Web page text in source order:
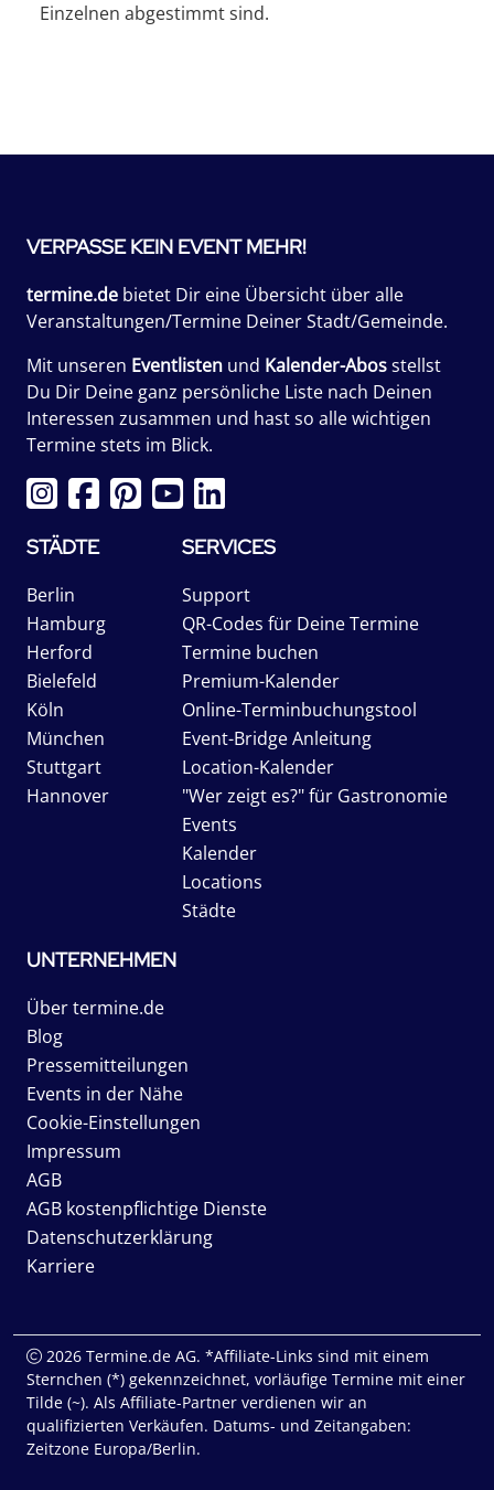
Einzelnen abgestimmt sind.
VERPASSE KEIN EVENT MEHR!
termine.de bietet Dir eine Übersicht über alle
Veranstaltungen/Termine Deiner Stadt/Gemeinde.
Mit unseren Eventlisten und Kalender-Abosstellst
Du Dir Deine ganz persönliche Liste nach Deinen
Interessen zusammen und hast so alle wichtigen
Termine stets im Blick.
STÄDTE
Berlin
Hamburg
Herford
Bielefeld
Köln
München
Stuttgart
Hannover
SERVICES
Support
QR-Codes für Deine Termine
Termine buchen
Premium-Kalender
Online-Terminbuchungstool
Event-Bridge Anleitung
Location-Kalender
"Wer zeigt es?" für Gastronomie
Events
Kalender
Locations
Städte
UNTERNEHMEN
Über termine.de
Blog
Pressemitteilungen
Events in der Nähe
Cookie-Einstellungen
Impressum
AGB
AGB kostenpflichtige Dienste
Datenschutzerklärung
Karriere
2026 Termine.de AG. *Affiliate-Links sind mit einem
Sternchen (*) gekennzeichnet, vorläufige Termine mit einer
Tilde (~). Als Affiliate-Partner verdienen wir an
qualifizierten Verkäufen. Datums- und Zeitangaben:
Zeitzone Europa/Berlin.